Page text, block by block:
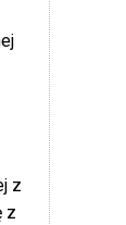
z
z